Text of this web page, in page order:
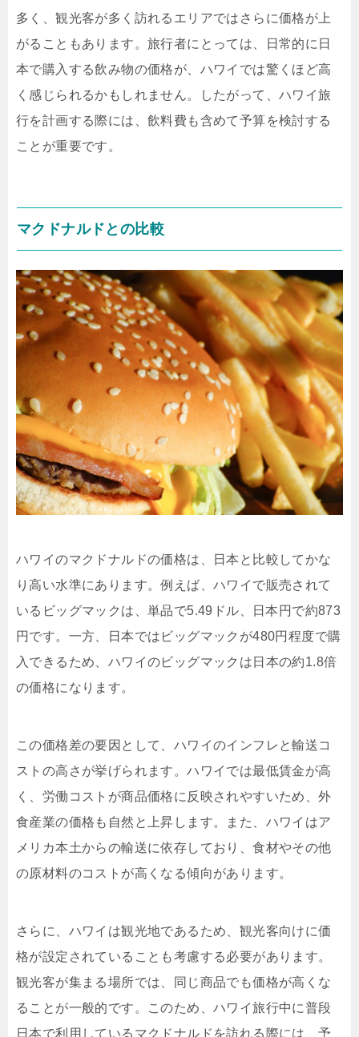
多く、観光客が多く訪れるエリアではさらに価格が上
がることもあります。旅行者にとっては、日常的に日
本で購入する飲み物の価格が、ハワイでは驚くほど高
く感じられるかもしれません。したがって、ハワイ旅
行を計画する際には、飲料費も含めて予算を検討する
ことが重要です。
マクドナルドとの比較
ハワイのマクドナルドの価格は、日本と比較してかな
り高い水準にあります。例えば、ハワイで販売されて
いるビッグマックは、単品で5.49ドル、日本円で約873
円です。一方、日本ではビッグマックが480円程度で購
入できるため、ハワイのビッグマックは日本の約1.8倍
の価格になります。
この価格差の要因として、ハワイのインフレと輸送コ
ストの高さが挙げられます。ハワイでは最低賃金が高
く、労働コストが商品価格に反映されやすいため、外
食産業の価格も自然と上昇します。また、ハワイはア
メリカ本土からの輸送に依存しており、食材やその他
の原材料のコストが高くなる傾向があります。
さらに、ハワイは観光地であるため、観光客向けに価
格が設定されていることも考慮する必要があります。
観光客が集まる場所では、同じ商品でも価格が高くな
ることが一般的です。このため、ハワイ旅行中に普段
日本で利用しているマクドナルドを訪れる際には、予